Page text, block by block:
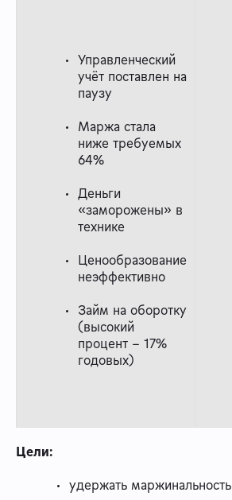
Управленческий
учёт поставлен на
паузу
Маржа стала
ниже требуемых
64%
Деньги
«заморожены» в
технике
Ценообразование
неэффективно
Займ на оборотку
(высокий
процент - 17%
годовых)
Цели:
удержать маржинальность